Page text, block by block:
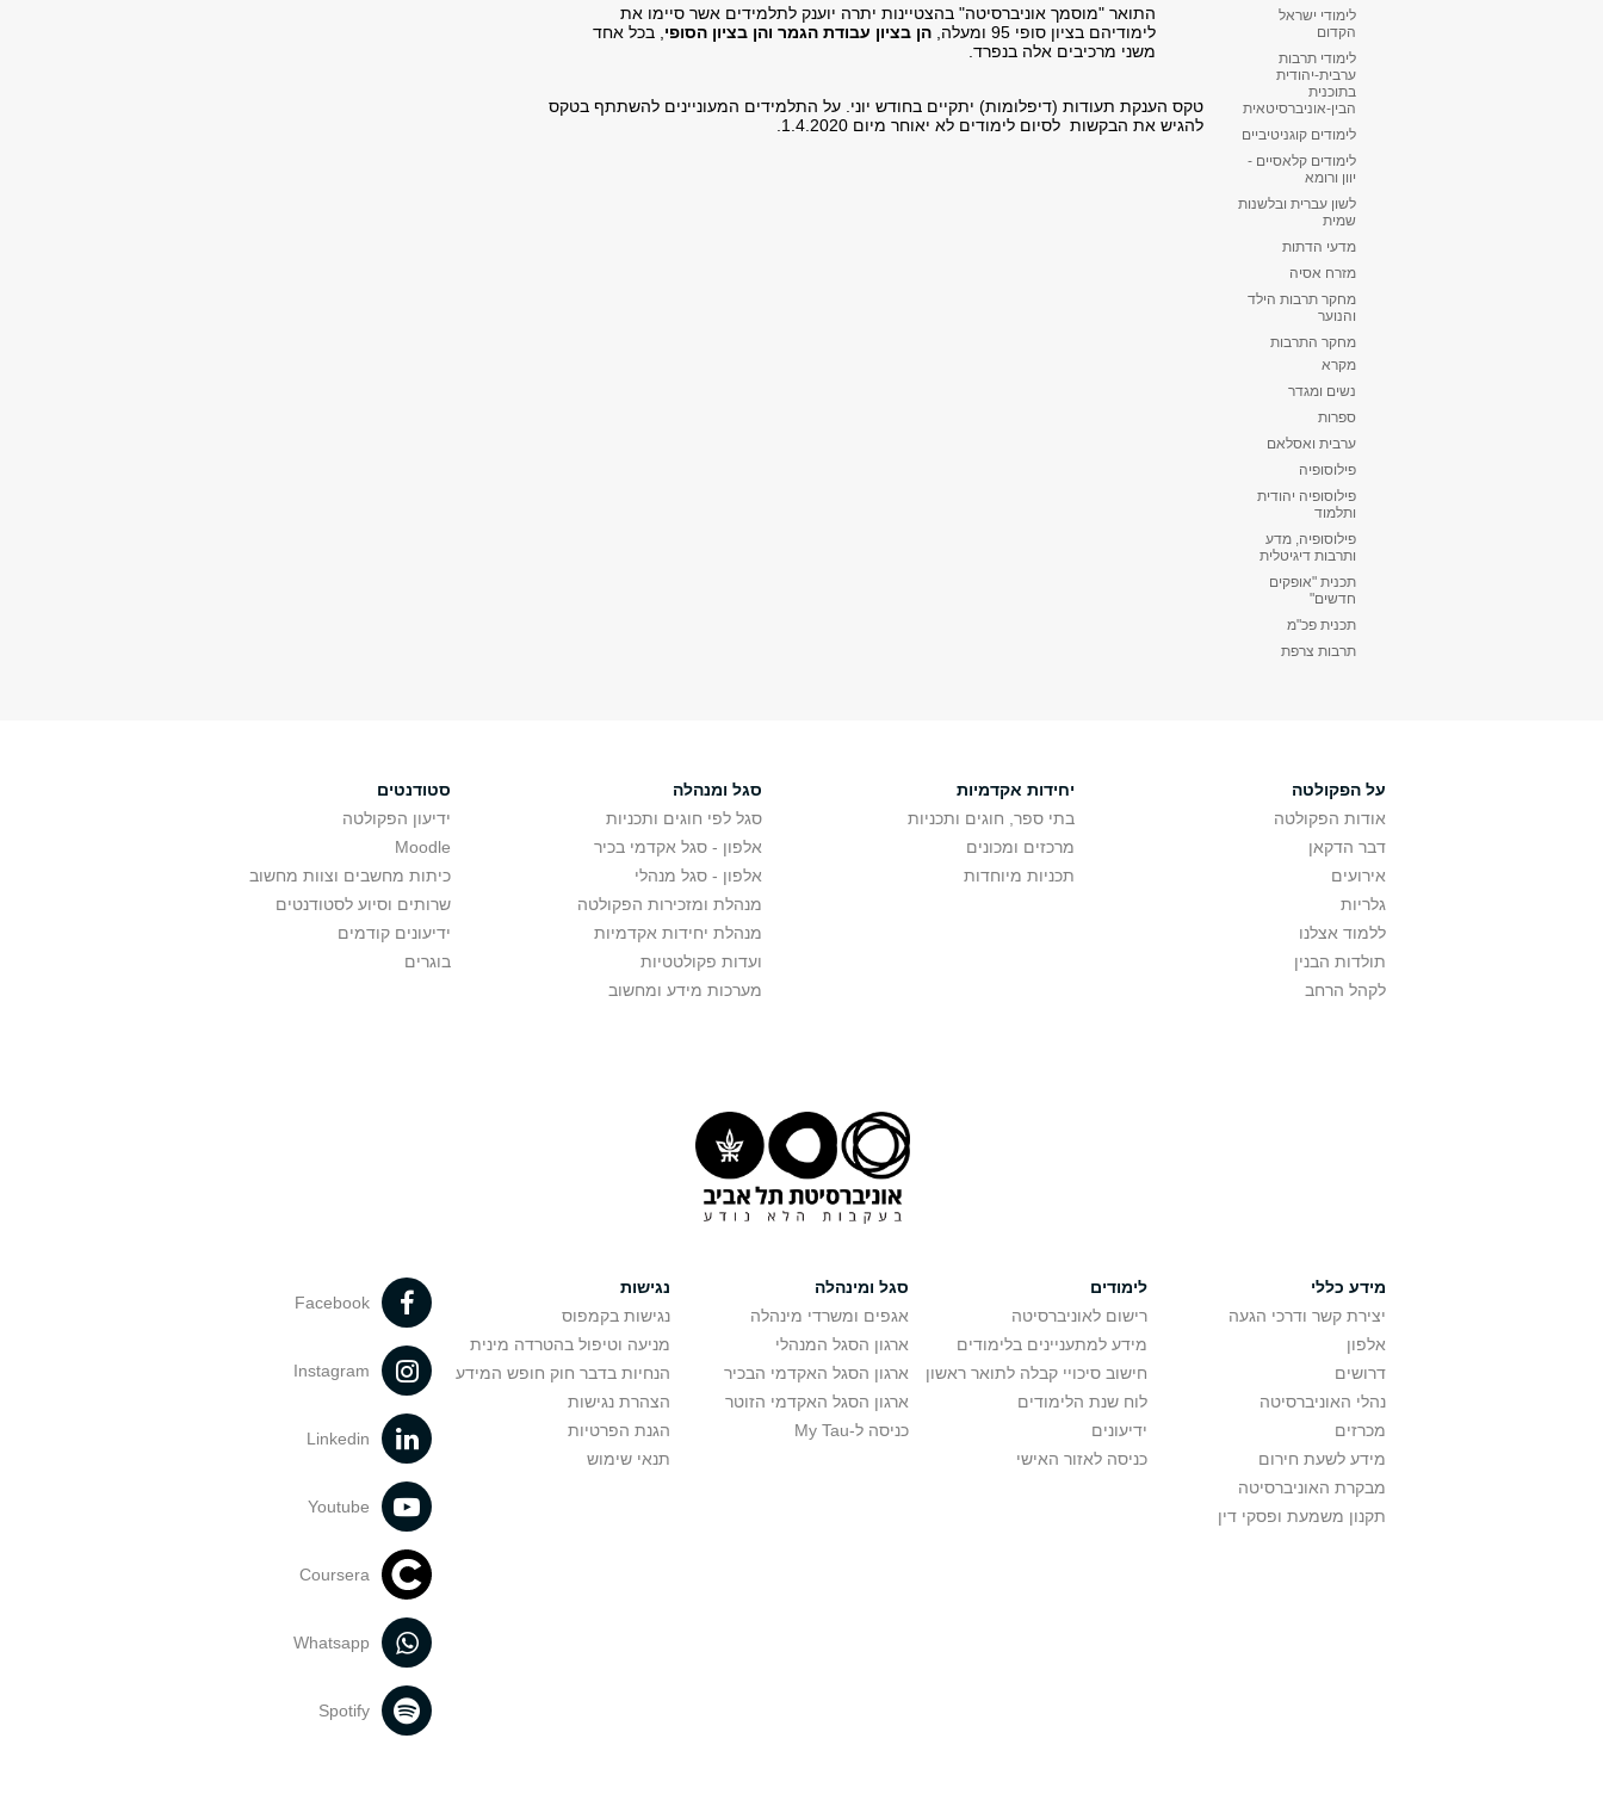
לימודי ישראל
הקדום
לימודי תרבות
ערבית-יהודית
בתוכנית
הבין-אוניברסיטאית
לימודים קוגניטיביים
לימודים קלאסיים -
יוון ורומא
לשון עברית ובלשנות
שמית
מדעי הדתות
מזרח אסיה
מחקר תרבות הילד
והנוער
מחקר התרבות
מקרא
נשים ומגדר
ספרות
ערבית ואסלאם
פילוסופיה
פילוסופיה יהודית
ותלמוד
פילוסופיה, מדע
ותרבות דיגיטלית
תכנית "אופקים
חדשים"
תכנית פכ"מ
תרבות צרפת
התואר "מוסמך אוניברסיטה" בהצטיינות יתרה יוענק לתלמידים אשר סיימו את
לימודיהם בציון סופי 95 ומעלה,
הן בציון עבודת הגמר והן בציון הסופי , בכל אחד
משני מרכיבים אלה בנפרד.
​טקס הענקת תעודות (דיפלומות) יתקיים בחודש יוני. על התלמידים המעוניינים להשתתף בטקס
להגיש את הבקשות לסיום לימודים לא יאוחר מיום 1.4.2020.
על הפקולטה
אודות הפקולטה
דבר הדקאן
אירועים
גלריות
ללמוד אצלנו
תולדות הבנין
לקהל הרחב
יחידות אקדמיות
בתי ספר, חוגים ותכניות
מרכזים ומכונים
תכניות מיוחדות
סגל ומנהלה
סגל לפי חוגים ותכניות
אלפון - סגל אקדמי בכיר
אלפון - סגל מנהלי
מנהלת ומזכירות הפקולטה
מנהלת יחידות אקדמיות
ועדות פקולטטיות
מערכות מידע ומחשוב
סטודנטים
ידיעון הפקולטה
Moodle
כיתות מחשבים וצוות מחשוב
שרותים וסיוע לסטודנטים
ידיעונים קודמים
בוגרים
מידע כללי
יצירת קשר ודרכי הגעה
אלפון
דרושים
נהלי האוניברסיטה
מכרזים
מידע לשעת חירום
מבקרת האוניברסיטה
תקנון משמעת ופסקי דין
לימודים
רישום לאוניברסיטה
מידע למתעניינים בלימודים
חישוב סיכויי קבלה לתואר ראשון
לוח שנת הלימודים
ידיעונים
כניסה לאזור האישי
סגל ומינהלה
אגפים ומשרדי מינהלה
ארגון הסגל המנהלי
ארגון הסגל האקדמי הבכיר
ארגון הסגל האקדמי הזוטר
כניסה ל-My Tau
נגישות
נגישות בקמפוס
מניעה וטיפול בהטרדה מינית
הנחיות בדבר חוק חופש המידע
הצהרת נגישות
הגנת הפרטיות
תנאי שימוש
Facebook
Instagram
Linkedin
Youtube
Coursera
Whatsapp
Spotify